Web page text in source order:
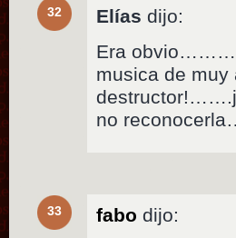
32 Elías dijo:
Era
musica de
no
33 fabo dijo: